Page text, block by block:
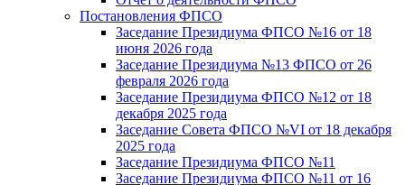
Постановления ФПСО
Заседание Президиума ФПСО №16 от 18
июня 2026 года
Заседание Президиума №13 ФПСО от 26
февраля 2026 года
Заседание Президиума ФПСО №12 от 18
декабря 2025 года
Заседание Совета ФПСО №VI от 18 декабря
2025 года
Заседание Президиума ФПСО №11
Заседание Президиума ФПСО №11 от 16